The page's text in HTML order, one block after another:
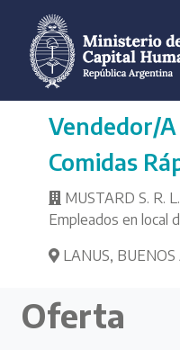
Vendedor/a
Comidas
MUSTARD S. R. L.
Empleados en local
LANUS, BUENOS
Oferta